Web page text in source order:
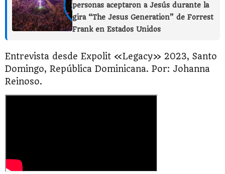
personas aceptaron a Jesús durante la
gira “The Jesus Generation” de Forrest
Frank en Estados Unidos
Entrevista desde Expolit «Legacy» 2023, Santo
Domingo, República Dominicana. Por: Johanna
Reinoso.